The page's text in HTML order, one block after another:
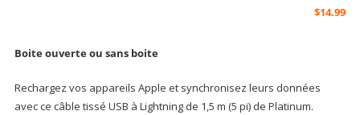
$14.99
Boite ouverte ou sans boite
Rechargez vos appareils Apple et synchronisez leurs données
avec ce câble tissé USB à Lightning de 1,5 m (5 pi) de Platinum.